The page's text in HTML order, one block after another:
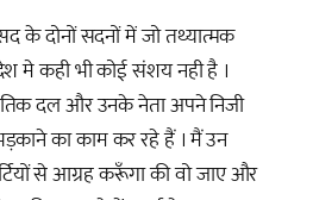
के दोनों सदनों में जो तथ्यात्मक
मे कही भी कोई संशय नही है ।
दल और उनके नेता अपने निजी
का काम कर रहे हैं । मैं उन
से आग्रह करूँगा की वो जाए और